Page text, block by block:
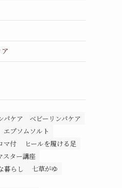
パケア ベビーリンパケア
エプソムソルト
マ付
ヒールを履ける足
スター講座
暮らし
七草がゆ